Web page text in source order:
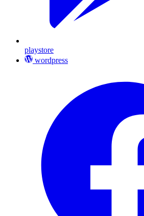
playstore
wordpress